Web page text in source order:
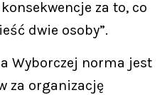
za to, co
dwie osoby”.
Wyborczej norma jest
za organizację